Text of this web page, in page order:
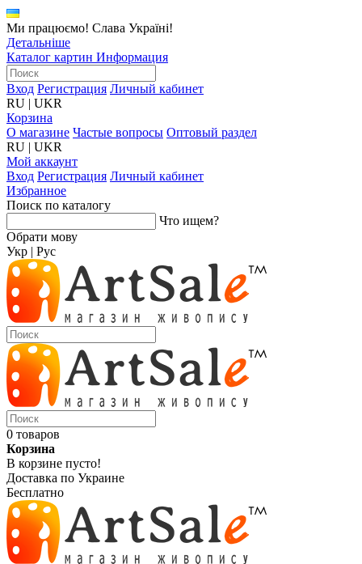
Ми працюємо! Слава Україні!
Детальніше
Каталог картин Информация
Вход Регистрация Личный кабинет
RU | UKR
Корзина
О магазине Частые вопросы Оптовый раздел
RU | UKR
Мой аккаунт
Вход Регистрация Личный кабинет
Избранное
Поиск по каталогу
Что ищем?
Обрати мову
Укр | Рус
0 товаров
Корзина
В корзине пусто!
Доставка по Украине
Бесплатно